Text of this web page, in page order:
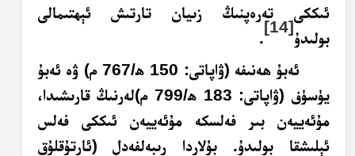
ئىككى تەرەپنىڭ زىيان تارتىش ئېھتىمالى
بولىدۇ
[14]
.
ئەبۇ ھەنىفە (ۋاپاتى: 150 ھ/767 م) ۋە ئەبۇ
يۈسۈف (ۋاپاتى: 183 ھ/799 م)لەرنىڭ قارىشىدا،
مۇئەييەن بىر فەلسكە مۇئەييەن ئىككى فەلس
ئېلىشقا بولىدۇ. بۇلاردا رىبەلفەدل (ئارتۇقلۇق